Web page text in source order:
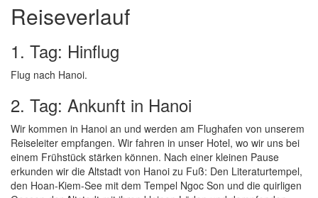
Reiseverlauf
1. Tag: Hinflug
Flug nach Hanoi.
2. Tag: Ankunft in Hanoi
Wir kommen in Hanoi an und werden am Flughafen von unserem
Reiseleiter empfangen. Wir fahren in unser Hotel, wo wir uns bei
einem Frühstück stärken können. Nach einer kleinen Pause
erkunden wir die Altstadt von Hanoi zu Fuß: Den Literaturtempel,
den Hoan-Kiem-See mit dem Tempel Ngoc Son und die quirligen